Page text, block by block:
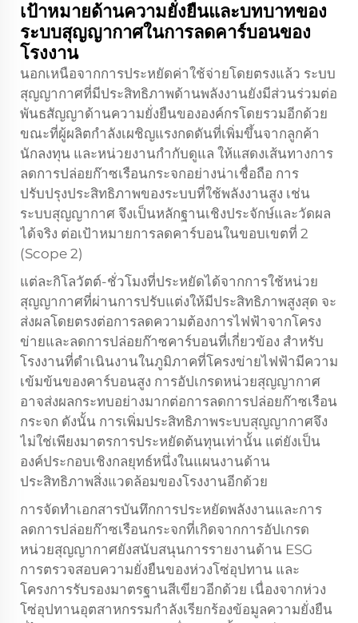
เป้าหมายด้านความยั่งยืนและบทบาทของ
ระบบสุญญากาศในการลดคาร์บอนของ
โรงงาน
นอกเหนือจากการประหยัดค่าใช้จ่ายโดยตรงแล้ว ระบบ
สุญญากาศที่มีประสิทธิภาพด้านพลังงานยังมีส่วนร่วมต่อ
พันธสัญญาด้านความยั่งยืนขององค์กรโดยรวมอีกด้วย
ขณะที่ผู้ผลิตกำลังเผชิญแรงกดดันที่เพิ่มขึ้นจากลูกค้า
นักลงทุน และหน่วยงานกำกับดูแล ให้แสดงเส้นทางการ
ลดการปล่อยก๊าซเรือนกระจกอย่างน่าเชื่อถือ การ
ปรับปรุงประสิทธิภาพของระบบที่ใช้พลังงานสูง เช่น
ระบบสุญญากาศ จึงเป็นหลักฐานเชิงประจักษ์และวัดผล
ได้จริง ต่อเป้าหมายการลดคาร์บอนในขอบเขตที่ 2
(Scope 2)
แต่ละกิโลวัตต์-ชั่วโมงที่ประหยัดได้จากการใช้หน่วย
สุญญากาศที่ผ่านการปรับแต่งให้มีประสิทธิภาพสูงสุด จะ
ส่งผลโดยตรงต่อการลดความต้องการไฟฟ้าจากโครง
ข่ายและลดการปล่อยก๊าซคาร์บอนที่เกี่ยวข้อง สำหรับ
โรงงานที่ดำเนินงานในภูมิภาคที่โครงข่ายไฟฟ้ามีความ
เข้มข้นของคาร์บอนสูง การอัปเกรดหน่วยสุญญากาศ
อาจส่งผลกระทบอย่างมากต่อการลดการปล่อยก๊าซเรือน
กระจก ดังนั้น การเพิ่มประสิทธิภาพระบบสุญญากาศจึง
ไม่ใช่เพียงมาตรการประหยัดต้นทุนเท่านั้น แต่ยังเป็น
องค์ประกอบเชิงกลยุทธ์หนึ่งในแผนงานด้าน
ประสิทธิภาพสิ่งแวดล้อมของโรงงานอีกด้วย
การจัดทำเอกสารบันทึกการประหยัดพลังงานและการ
ลดการปล่อยก๊าซเรือนกระจกที่เกิดจากการอัปเกรด
หน่วยสุญญากาศยังสนับสนุนการรายงานด้าน ESG
การตรวจสอบความยั่งยืนของห่วงโซ่อุปทาน และ
โครงการรับรองมาตรฐานสีเขียวอีกด้วย เนื่องจากห่วง
โซ่อุปทานอุตสาหกรรมกำลังเรียกร้องข้อมูลความยั่งยืน